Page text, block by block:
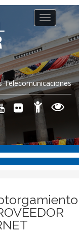
Telecomunicaciones
Toggle
navigation